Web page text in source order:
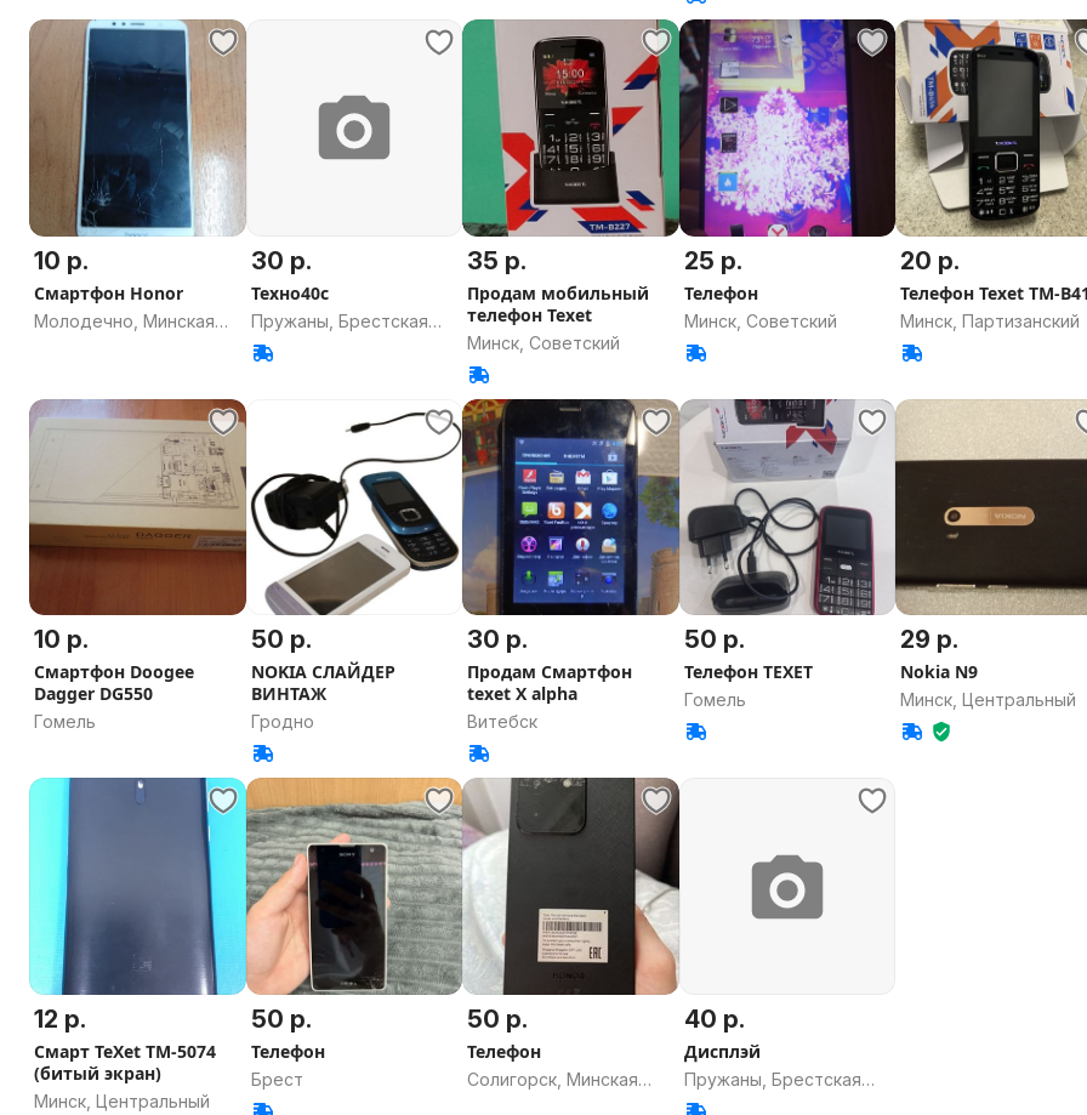
10 р.
Смартфон Honor
Молодечно, Минская
30 р.
Техно40с
Пружаны, Брестская
область
35 р.
Продам мобильный
телефон Texet
Минск, Советский
25 р.
Телефон
Минск, Советский
20 р.
Телефон Texet TM-
Минск, Партизанский
10 р.
Смартфон Doogee
Dagger DG550
Гомель
50 р.
NOKIA СЛАЙДЕР
ВИНТАЖ
Гродно
30 р.
Продам Смартфон
texet Х alpha
Витебск
50 р.
Телефон TEXET
Гомель
29 р.
Nokia N9
Минск, Центральный
12 р.
Смарт TeXet TM-5074
(битый экран)
Минск, Центральный
50 р.
Телефон
Брест
50 р.
Телефон
Солигорск, Минская
40 р.
Дисплэй
Пружаны, Брестская
область